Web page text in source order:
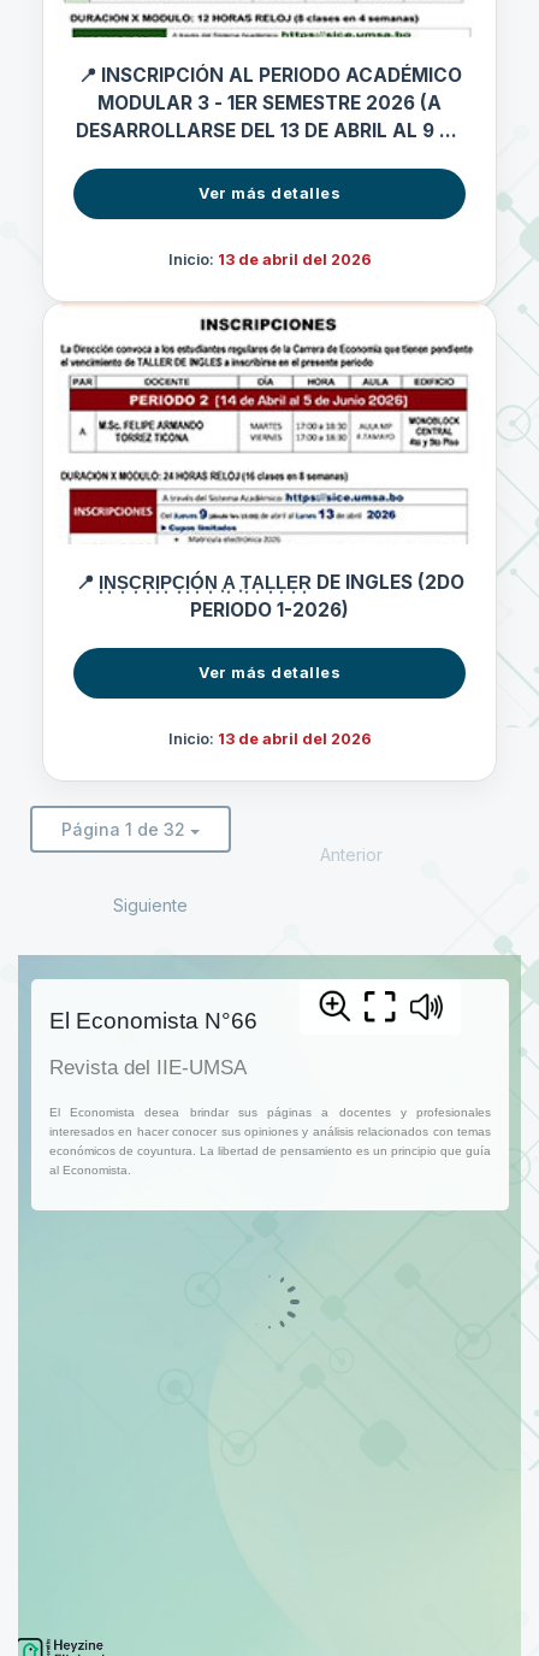
📍 INSCRIPCIÓN AL PERIODO ACADÉMICO
MODULAR 3 - 1ER SEMESTRE 2026 (A
DESARROLLARSE DEL 13 DE ABRIL AL 9 DE
Ver más detalles
Inicio: 13 de abril del 2026
📍 I͙N͙S͙C͙R͙I͙P͙C͙I͙Ó͙N͙ ͙A͙ ͙T͙A͙L͙L͙E͙R͙ DE INGLES (2DO
PERIODO 1-2026)
Ver más detalles
Inicio: 13 de abril del 2026
Página 1 de 32
Anterior
Siguiente